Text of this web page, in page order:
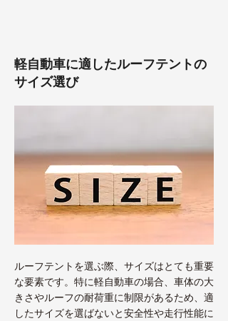
軽自動車に適したルーフテントの
サイズ選び
ルーフテントを選ぶ際、サイズはとても重要
な要素です。特に軽自動車の場合、車体の大
きさやルーフの耐荷重に制限があるため、適
したサイズを選ばないと安全性や走行性能に